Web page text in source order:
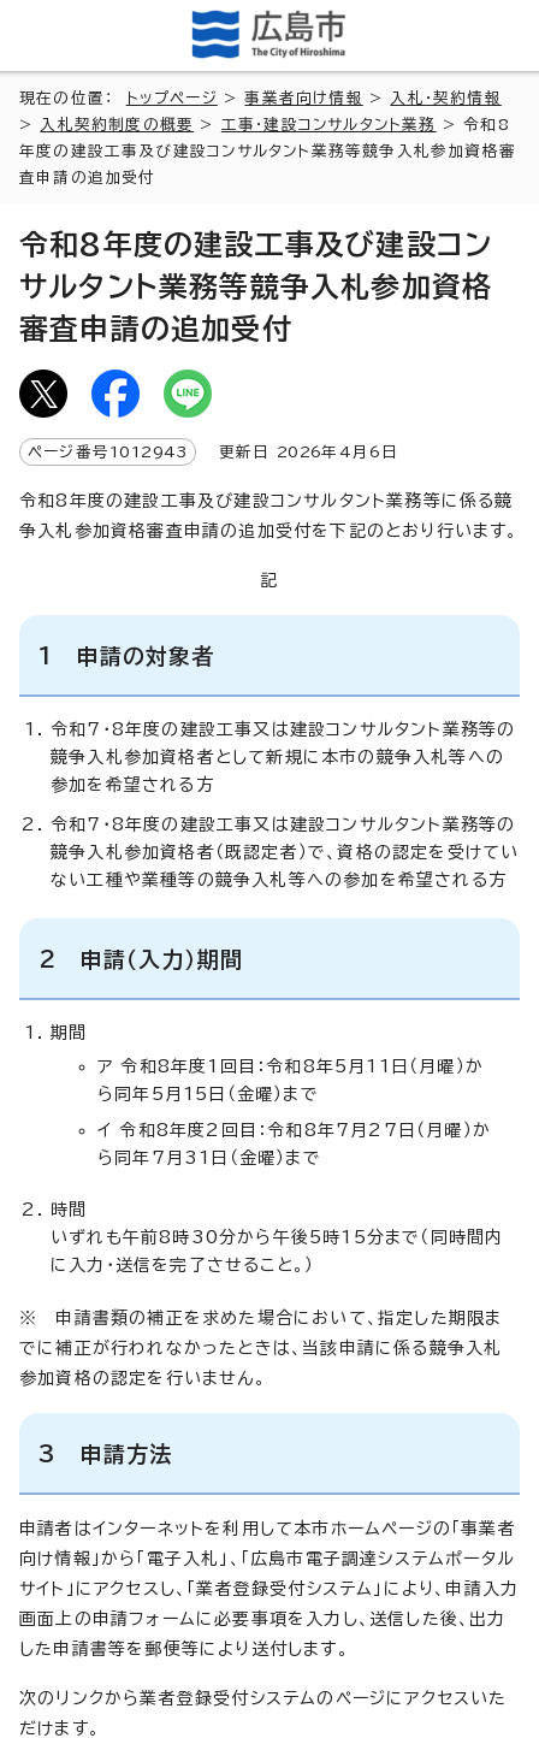
現在の位置： トップページ >事業者向け情報 >
入札・契約情報
>
入札契約制度の概要 > 工事・建設コンサルタント業務
> 令和8
年度の建設工事及び建設コンサルタント業務等競争入札参加資格審
査申請の追加受付
令和8年度の建設工事及び建設コン
サルタント業務等競争入札参加資格
審査申請の追加受付
ページ番号 1012943 更新日 2026年4月6日
令和8年度の建設工事及び建設コンサルタント業務等に係る競
争入札参加資格審査申請の追加受付を下記のとおり行います。
記
1 申請の対象者
令和7・8年度の建設工事又は建設コンサルタント業務等の
競争入札参加資格者として新規に本市の競争入札等への
参加を希望される方
令和7・8年度の建設工事又は建設コンサルタント業務等の
競争入札参加資格者（既認定者）で、資格の認定を受けてい
ない工種や業種等の競争入札等への参加を希望される方
2 申請（入力）期間
期間
ア 令和8年度1回目：令和8年5月11日（月曜）か
ら同年5月15日（金曜）まで
イ 令和8年度2回目：令和8年7月27日（月曜）か
ら同年7月31日（金曜）まで
時間
いずれも午前8時30分から午後5時15分まで（同時間内
に入力・送信を完了させること。）
※ 申請書類の補正を求めた場合において、指定した期限ま
でに補正が行われなかったときは、当該申請に係る競争入札
参加資格の認定を行いません。
3 申請方法
申請者はインターネットを利用して本市ホームページの「事業者
向け情報」から「電子入札」、「広島市電子調達システムポータル
サイト」にアクセスし、「業者登録受付システム」により、申請入力
画面上の申請フォームに必要事項を入力し、送信した後、出力
した申請書等を郵便等により送付します。
次のリンクから業者登録受付システムのページにアクセスいた
だけます。